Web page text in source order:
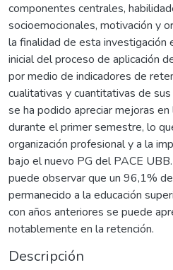
componentes centrales,
socioemocionales, motivación y
la finalidad de esta investigación
inicial del proceso de aplicación
por medio de indicadores de
cualitativas y cuantitativas de
se ha podido apreciar mejoras
durante el primer semestre, lo
organización profesional y a la
bajo el nuevo PG del PACE
puede observar que un 96,1%
permanecido a la educación
con años anteriores se puede
notablemente en la retención.
Descripción